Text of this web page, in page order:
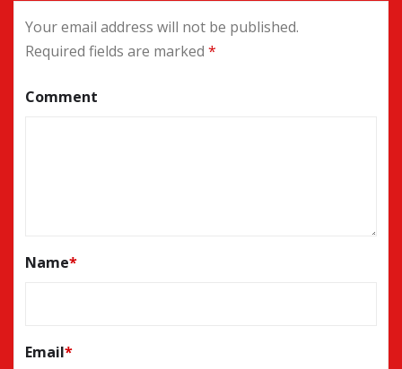
Your email address will not be published.
Required fields are marked *
Comment
Name*
Email*